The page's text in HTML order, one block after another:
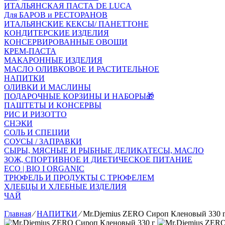
ИТАЛЬЯНСКАЯ ПАСТА DE LUCA
Для БАРОВ и РЕСТОРАНОВ
ИТАЛЬЯНСКИЕ КЕКСЫ/ ПАНЕТТОНЕ
КОНДИТЕРСКИЕ ИЗДЕЛИЯ
КОНСЕРВИРОВАННЫЕ ОВОЩИ
КРЕМ-ПАСТА
МАКАРОННЫЕ ИЗДЕЛИЯ
МАСЛО ОЛИВКОВОЕ И РАСТИТЕЛЬНОЕ
НАПИТКИ
ОЛИВКИ И МАСЛИНЫ
ПОДАРОЧНЫЕ КОРЗИНЫ И НАБОРЫ🎁
ПАШТЕТЫ И КОНСЕРВЫ
РИС И РИЗОТТО
СНЭКИ
СОЛЬ И СПЕЦИИ
СОУСЫ / ЗАПРАВКИ
СЫРЫ, МЯСНЫЕ И РЫБНЫЕ ДЕЛИКАТЕСЫ, МАСЛО
ЗОЖ, СПОРТИВНОЕ И ДИЕТИЧЕСКОЕ ПИТАНИЕ
ECO | BIO I ORGANIC
ТРЮФЕЛЬ И ПРОДУКТЫ С ТРЮФЕЛЕМ
ХЛЕБЦЫ И ХЛЕБНЫЕ ИЗДЕЛИЯ
ЧАЙ
Главная⁄НАПИТКИ ⁄ Mr.Djemius ZERO Сироп Кленовый 330